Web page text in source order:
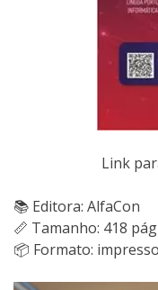
Link
📚 Editora: AlfaCon
📏 Tamanho: 418
📦 Formato: impresso